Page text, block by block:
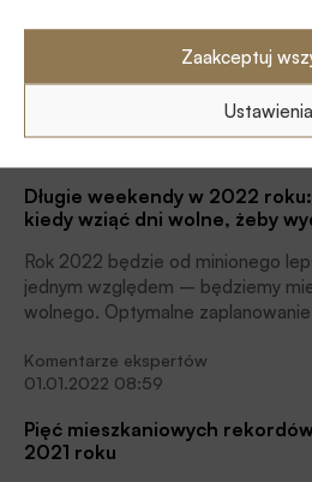
Zaakceptuj
Ustawienia
Styczeń przyniesie kolejną z
procentowych – przewidują
kredytów pójdą w górę jeszcze
trochę lepiej oprocentowane.
Długie weekendy w 2022 roku:
kiedy wziąć dni wolne, żeby
Rok 2022 będzie od minionego
jednym względem – będziemy
wolnego. Optymalne
jak i tych przeznaczonych stricte
Komentarze ekspertów
01.01.2022 08:59
Pięć mieszkaniowych
2021 roku